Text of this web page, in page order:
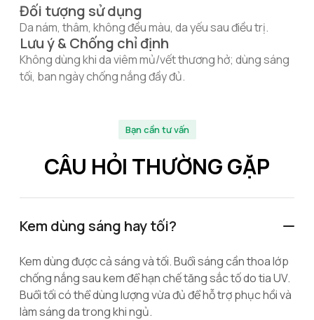
Đối tượng sử dụng
Da nám, thâm, không đều màu, da yếu sau điều trị.
Lưu ý & Chống chỉ định
Không dùng khi da viêm mủ/vết thương hở; dùng sáng
tối, ban ngày chống nắng đầy đủ.
Bạn cần tư vấn
CÂU HỎI THƯỜNG GẶP
Kem dùng sáng hay tối?
Kem dùng được cả sáng và tối. Buổi sáng cần thoa lớp
chống nắng sau kem để hạn chế tăng sắc tố do tia UV.
Buổi tối có thể dùng lượng vừa đủ để hỗ trợ phục hồi và
làm sáng da trong khi ngủ.